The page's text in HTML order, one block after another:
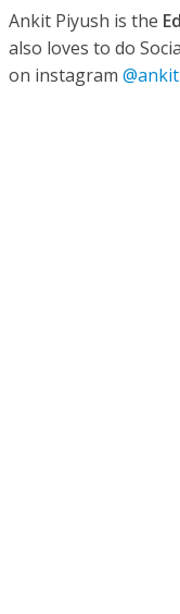
Ankit Piyush is the
also loves to do
on instagram